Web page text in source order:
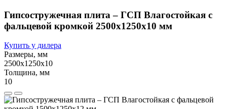
Гипсостружечная плита – ГСП Влагостойкая с
фальцевой кромкой 2500х1250х10 мм
Купить у дилера
Размеры, мм
2500х1250х10
Толщина, мм
10